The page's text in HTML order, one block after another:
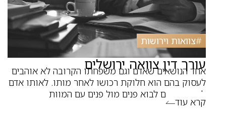
#צוואות וירושות
עורך דין צוואה ירושלים
אחד הנושאים שאדם וגם משפחתו הקרובה לא אוהבים
לעסוק בהם הוא חלוקת רכושו לאחר מותו. לאותו אדם
לא נוח ונעים לבוא פנים מול פנים עם המוות
קרא עוד